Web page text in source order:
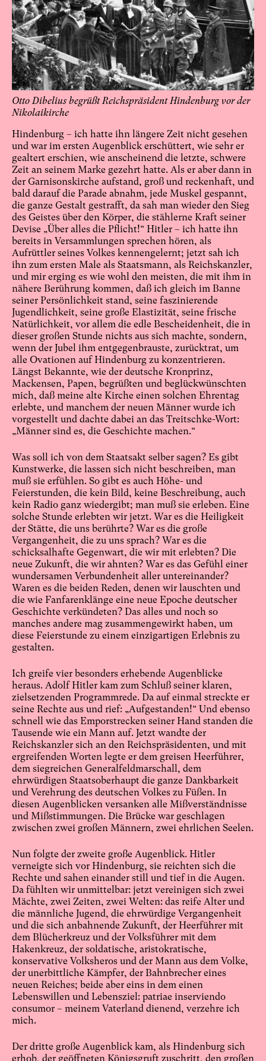
Otto Dibelius begrüßt Reichspräsident Hindenburg vor der
Nikolaikirche
Hindenburg – ich hatte ihn längere Zeit nicht gesehen
und war im ersten Augenblick erschüttert, wie sehr er
gealtert erschien, wie anscheinend die letzte, schwere
Zeit an seinem Marke gezehrt hatte. Als er aber dann in
der Garnisonskirche aufstand, groß und reckenhaft, und
bald darauf die Parade abnahm, jede Muskel gespannt,
die ganze Gestalt gestrafft, da sah man wieder den Sieg
des Geistes über den Körper, die stählerne Kraft seiner
Devise „Über alles die Pflicht!“ Hitler – ich hatte ihn
bereits in Versammlungen sprechen hören, als
Aufrüttler seines Volkes kennengelernt; jetzt sah ich
ihn zum ersten Male als Staatsmann, als Reichskanzler,
und mir erging es wie wohl den meisten, die mit ihm in
nähere Berührung kommen, daß ich gleich im Banne
seiner Persönlichkeit stand, seine faszinierende
Jugendlichkeit, seine große Elastizität, seine frische
Natürlichkeit, vor allem die edle Bescheidenheit, die in
dieser großen Stunde nichts aus sich machte, sondern,
wenn der Jubel ihm entgegenbrauste, zurücktrat, um
alle Ovationen auf Hindenburg zu konzentrieren.
Längst Bekannte, wie der deutsche Kronprinz,
Mackensen, Papen, begrüßten und beglückwünschten
mich, daß meine alte Kirche einen solchen Ehrentag
erlebte, und manchem der neuen Männer wurde ich
vorgestellt und dachte dabei an das Treitschke-Wort:
„Männer sind es, die Geschichte machen.“
Was soll ich von dem Staatsakt selber sagen? Es gibt
Kunstwerke, die lassen sich nicht beschreiben, man
muß sie erfühlen. So gibt es auch Höhe- und
Feierstunden, die kein Bild, keine Beschreibung, auch
kein Radio ganz wiedergibt; man muß sie erleben. Eine
solche Stunde erlebten wir jetzt. War es die Heiligkeit
der Stätte, die uns berührte? War es die große
Vergangenheit, die zu uns sprach? War es die
schicksalhafte Gegenwart, die wir mit erlebten? Die
neue Zukunft, die wir ahnten? War es das Gefühl einer
wundersamen Verbundenheit aller untereinander?
Waren es die beiden Reden, denen wir lauschten und
die wie Fanfarenklänge eine neue Epoche deutscher
Geschichte verkündeten? Das alles und noch so
manches andere mag zusammengewirkt haben, um
diese Feierstunde zu einem einzigartigen Erlebnis zu
gestalten.
Ich greife vier besonders erhebende Augenblicke
heraus. Adolf Hitler kam zum Schluß seiner klaren,
zielsetzenden Programmrede. Da auf einmal streckte er
seine Rechte aus und rief: „Aufgestanden!“ Und ebenso
schnell wie das Emporstrecken seiner Hand standen die
Tausende wie ein Mann auf. Jetzt wandte der
Reichskanzler sich an den Reichspräsidenten, und mit
ergreifenden Worten legte er dem greisen Heerführer,
dem siegreichen Generalfeldmarschall, dem
ehrwürdigen Staatsoberhaupt die ganze Dankbarkeit
und Verehrung des deutschen Volkes zu Füßen. In
diesen Augenblicken versanken alle Mißverständnisse
und Mißstimmungen. Die Brücke war geschlagen
zwischen zwei großen Männern, zwei ehrlichen Seelen.
Nun folgte der zweite große Augenblick. Hitler
verneigte sich vor Hindenburg, sie reichten sich die
Rechte und sahen einander still und tief in die Augen.
Da fühlten wir unmittelbar: jetzt vereinigen sich zwei
Mächte, zwei Zeiten, zwei Welten: das reife Alter und
die männliche Jugend, die ehrwürdige Vergangenheit
und die sich anbahnende Zukunft, der Heerführer mit
dem Blücherkreuz und der Volksführer mit dem
Hakenkreuz, der soldatische, aristokratische,
konservative Volksheros und der Mann aus dem Volke,
der unerbittliche Kämpfer, der Bahnbrecher eines
neuen Reiches; beide aber eins in dem einen
Lebenswillen und Lebensziel: patriae inserviendo
consumor – meinem Vaterland dienend, verzehre ich
mich.
Der dritte große Augenblick kam, als Hindenburg sich
erhob, der geöffneten Königsgruft zuschritt, den großen